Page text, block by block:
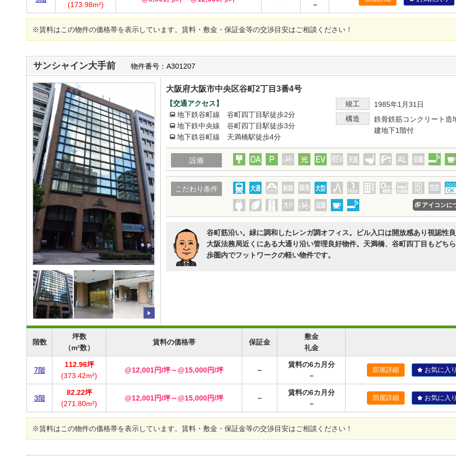
(173.98m²)
－
※賃料はこの物件の価格帯を表示しています。賃料・敷金・保証金等の交渉目安はご相談ください！
サンシャイン大手前 物件番号：A301207
大阪府大阪市中央区谷町2丁目3番4号
【交通アクセス】
地下鉄谷町線 谷町四丁目駅徒歩2分
地下鉄中央線 谷町四丁目駅徒歩3分
地下鉄谷町線 天満橋駅徒歩4分
竣工
1985年1月31日
構造
鉄骨鉄筋コンクリート造
建地下1階付
設備
こだわり条件
アイコンに
谷町筋沿い。緑に調和したレンガ調オフィス。ビル入口は開放感あり視認性良
大阪法務局近くにある大通り沿い管理良好物件。天満橋、谷町四丁目もどち
歩圏内でフットワークの軽い物件です。
階数
坪数
（m²数）
賃料の価格帯 保証金
敷金
礼金
7階
112.96坪
(373.42m²)
@12,001円/坪～@15,000円/坪 －
賃料の6カ月分
－
部屋詳細 お気に入り
3階
82.22坪
(271.80m²)
@12,001円/坪～@15,000円/坪 －
賃料の6カ月分
－
部屋詳細 お気に入り
※賃料はこの物件の価格帯を表示しています。賃料・敷金・保証金等の交渉目安はご相談ください！